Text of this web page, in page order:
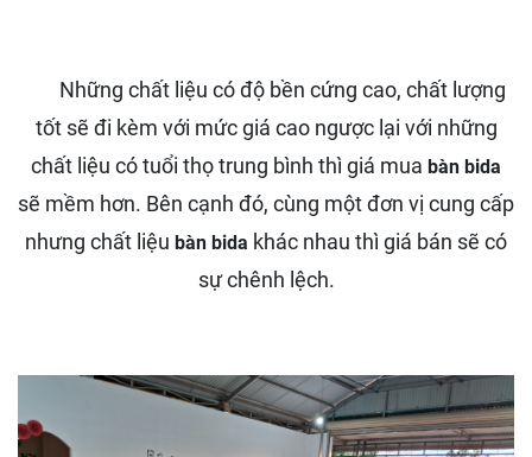
Những chất liệu có độ bền cứng cao, chất lượng
tốt sẽ đi kèm với mức giá cao ngược lại với những
chất liệu có tuổi thọ trung bình thì giá mua bàn bida
sẽ mềm hơn. Bên cạnh đó, cùng một đơn vị cung cấp
nhưng chất liệu bàn bida khác nhau thì giá bán sẽ có
sự chênh lệch.